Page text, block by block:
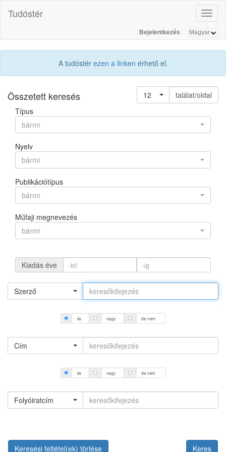
Tudóstér
Bejelentkezés
A tudóstér ezen a linken érhető el.
Összetett keresés 12
találat/oldal
Típus
bármi
Nyelv
bármi
Publikációtípus
bármi
Műfaji megnevezés
bármi
Kiadás éve
Szerző
és vagy de nem
Cím
és vagy de nem
Folyóiratcím
Keresési feltétel(ek) törlése